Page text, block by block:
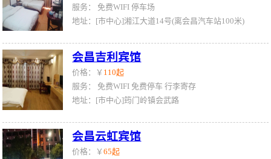
服务： 免费WIFI 停车场
地址：[市中心]湘江大道14号(离会昌汽车站100米)
会昌吉利宾馆
价格：￥ 110起
服务： 免费WIFI 免费停车 行李寄存
地址：[市中心]筠门岭镇会武路
会昌云虹宾馆
价格：￥65起